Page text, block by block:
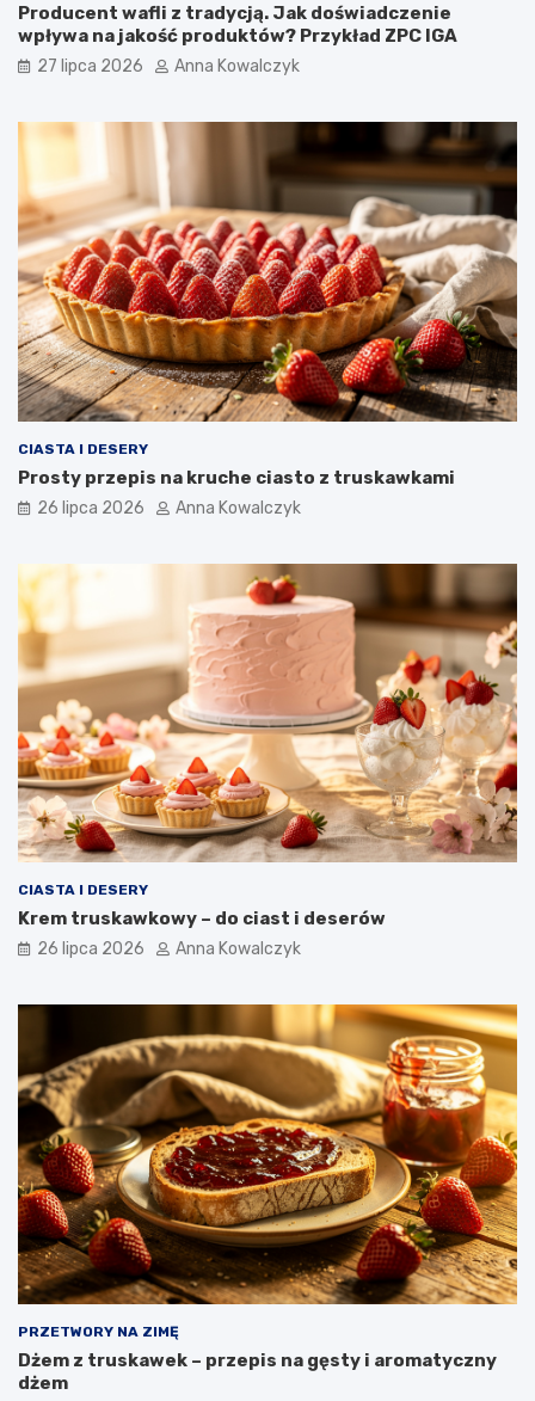
Producent wafli z tradycją. Jak doświadczenie
wpływa na jakość produktów? Przykład ZPC IGA
27 lipca 2026 Anna Kowalczyk
CIASTA I DESERY
Prosty przepis na kruche ciasto z truskawkami
26 lipca 2026 Anna Kowalczyk
CIASTA I DESERY
Krem truskawkowy – do ciast i deserów
26 lipca 2026 Anna Kowalczyk
PRZETWORY NA ZIMĘ
Dżem z truskawek – przepis na gęsty i aromatyczny
dżem